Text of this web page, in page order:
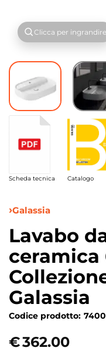
Clicca per ingrandire
Scheda tecnica Catalogo
Galassia
Lavabo
ceramica
Galassia
Codice prodotto: 7400
€362.00